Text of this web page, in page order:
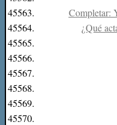
45563.
Completar:
45564.
¿Qué
45565.
45566.
45567.
45568.
45569.
45570.